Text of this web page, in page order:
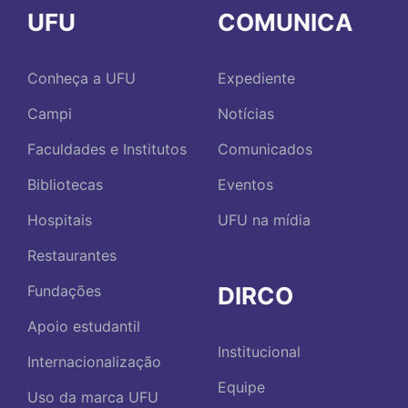
UFU
Conheça a UFU
Campi
Faculdades e Institutos
Bibliotecas
Hospitais
Restaurantes
Fundações
Apoio estudantil
Internacionalização
Uso da marca UFU
COMUNICA
Expediente
Notícias
Comunicados
Eventos
UFU na mídia
DIRCO
Institucional
Equipe